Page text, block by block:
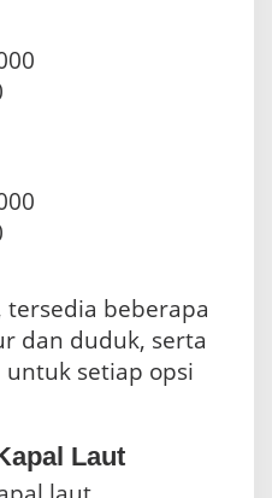
tersedia beberapa
dan duduk, serta
untuk setiap opsi
Laut